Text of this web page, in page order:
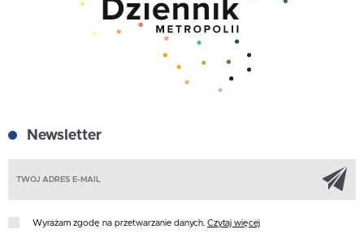
Newsletter
Wyrażam zgodę na przetwarzanie danych. Czytaj więcej